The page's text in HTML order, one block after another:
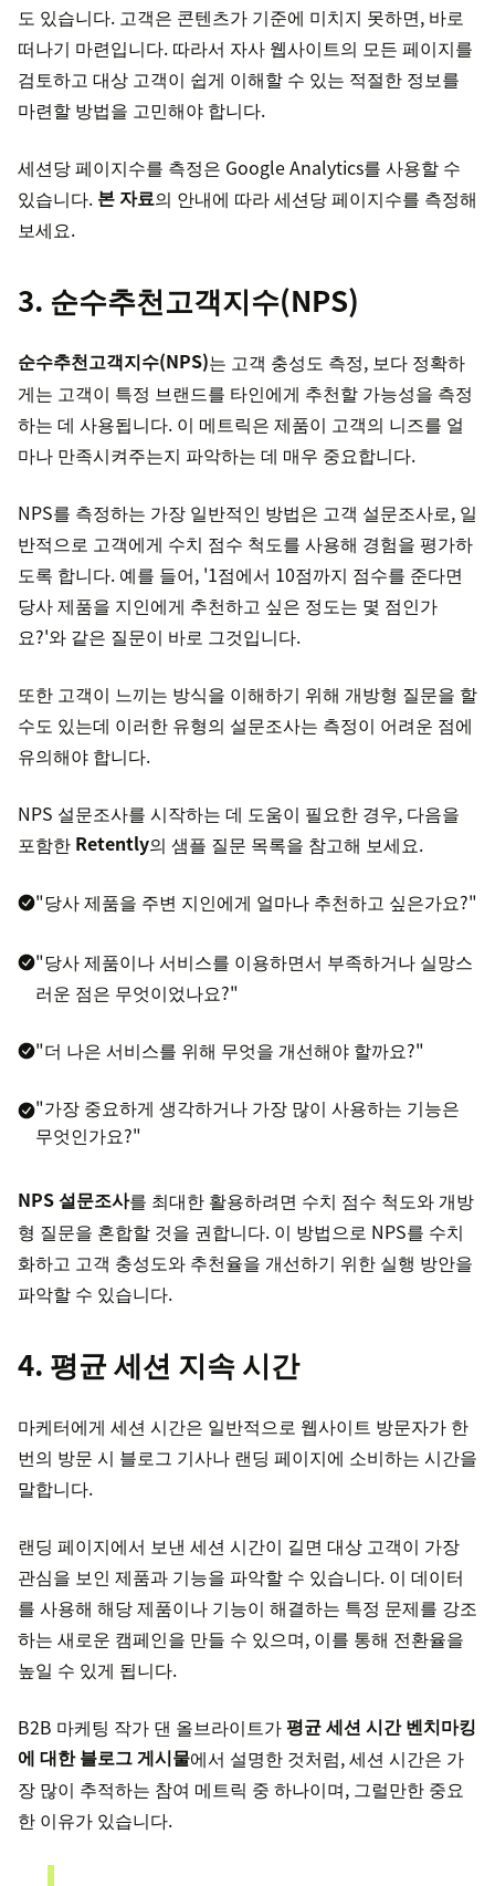
도 있습니다. 고객은 콘텐츠가 기준에 미치지 못하면, 바로
떠나기 마련입니다. 따라서 자사 웹사이트의 모든 페이지를
검토하고 대상 고객이 쉽게 이해할 수 있는 적절한 정보를
마련할 방법을 고민해야 합니다.
세션당 페이지수를 측정은 Google Analytics를 사용할 수
있습니다. 본 자료의 안내에 따라 세션당 페이지수를 측정해
보세요.
3. 순수추천고객지수(NPS)
순수추천고객지수(NPS)는 고객 충성도 측정, 보다 정확하
게는 고객이 특정 브랜드를 타인에게 추천할 가능성을 측정
하는 데 사용됩니다. 이 메트릭은 제품이 고객의 니즈를 얼
마나 만족시켜주는지 파악하는 데 매우 중요합니다.
NPS를 측정하는 가장 일반적인 방법은 고객 설문조사로, 일
반적으로 고객에게 수치 점수 척도를 사용해 경험을 평가하
도록 합니다. 예를 들어, '1점에서 10점까지 점수를 준다면
당사 제품을 지인에게 추천하고 싶은 정도는 몇 점인가
요?'와 같은 질문이 바로 그것입니다.
또한 고객이 느끼는 방식을 이해하기 위해 개방형 질문을 할
수도 있는데 이러한 유형의 설문조사는 측정이 어려운 점에
유의해야 합니다.
NPS 설문조사를 시작하는 데 도움이 필요한 경우, 다음을
포함한 Retently의 샘플 질문 목록을 참고해 보세요.
"당사 제품을 주변 지인에게 얼마나 추천하고 싶은가요?"
"당사 제품이나 서비스를 이용하면서 부족하거나 실망스
러운 점은 무엇이었나요?"
"더 나은 서비스를 위해 무엇을 개선해야 할까요?"
"가장 중요하게 생각하거나 가장 많이 사용하는 기능은
무엇인가요?"
NPS 설문조사를 최대한 활용하려면 수치 점수 척도와 개방
형 질문을 혼합할 것을 권합니다. 이 방법으로 NPS를 수치
화하고 고객 충성도와 추천율을 개선하기 위한 실행 방안을
파악할 수 있습니다.
4. 평균 세션 지속 시간
마케터에게 세션 시간은 일반적으로 웹사이트 방문자가 한
번의 방문 시 블로그 기사나 랜딩 페이지에 소비하는 시간을
말합니다.
랜딩 페이지에서 보낸 세션 시간이 길면 대상 고객이 가장
관심을 보인 제품과 기능을 파악할 수 있습니다. 이 데이터
를 사용해 해당 제품이나 기능이 해결하는 특정 문제를 강조
하는 새로운 캠페인을 만들 수 있으며, 이를 통해 전환율을
높일 수 있게 됩니다.
B2B 마케팅 작가 댄 올브라이트가평균 세션 시간 벤치마킹
에 대한 블로그 게시물에서 설명한 것처럼, 세션 시간은 가
장 많이 추적하는 참여 메트릭 중 하나이며, 그럴만한 중요
한 이유가 있습니다.